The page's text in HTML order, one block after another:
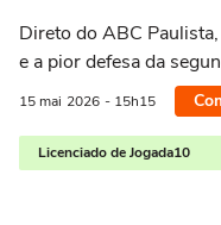
Direto do ABC
e a pior defesa da
15 mai 2026 - 15h15
Licenciado de Jogada10